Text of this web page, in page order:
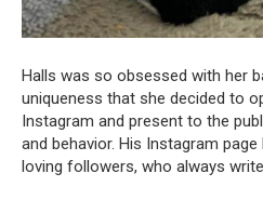
Halls was so obsessed with her
uniqueness that she decided to
Instagram and present to the
and behavior. His Instagram
loving followers, who always